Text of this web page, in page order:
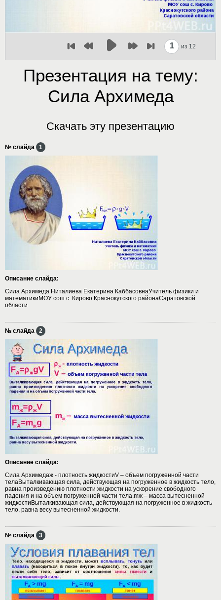
1 из 12
Презентация на тему:
Сила Архимеда
Скачать эту презентацию
№ слайда 1
Описание слайда:
Сила Архимеда Ниталиева Екатерина КаббасовнаУчитель физики и
математикиМОУ сош с. Кирово Краснокутского районаСаратовской
области
№ слайда 2
Описание слайда:
Сила Архимедаж - плотность жидкостиV – объем погруженной части
телаВыталкивающая сила, действующая на погруженное в жидкость тело,
равна произведению плотности жидкости на ускорение свободного
падения и на объем погруженной части тела.mж – масса вытесненной
жидкостиВыталкивающая сила, действующая на погруженное в жидкость
тело, равна весу вытесненной жидкости.
№ слайда 3